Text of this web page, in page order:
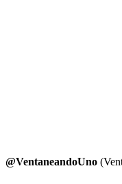
@VentaneandoUno